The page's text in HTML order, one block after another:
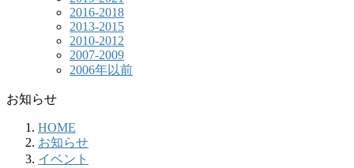
2016-2018
2013-2015
2010-2012
2007-2009
2006年以前
お知らせ
HOME
お知らせ
イベント